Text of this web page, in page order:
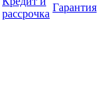
рассрочка
Гарантия